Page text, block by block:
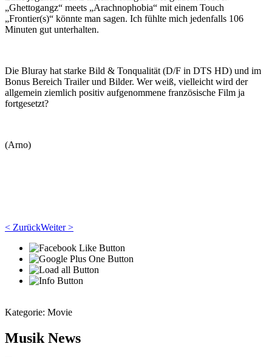
„Ghettogangz“ meets „Arachnophobia“ mit einem Touch
„Frontier(s)“ könnte man sagen. Ich fühlte mich jedenfalls 106
Minuten gut unterhalten.
Die Bluray hat starke Bild & Tonqualität (D/F in DTS HD) und im
Bonus Bereich Trailer und Bilder. Wer weiß, vielleicht wird der
allgemein ziemlich positiv aufgenommene französische Film ja
fortgesetzt?
(Arno)
< ZurückWeiter >
Kategorie: Movie
Musik News